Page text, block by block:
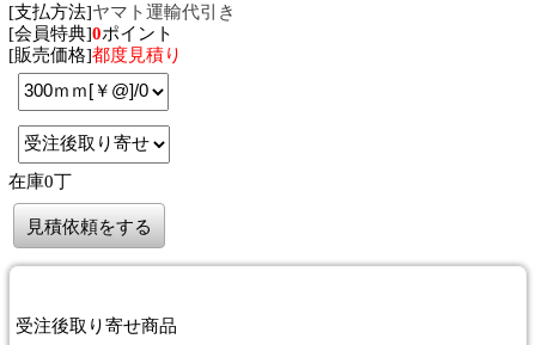
[支払方法]ヤマト運輸代引き
[会員特典]0ポイント
[販売価格]都度見積り
在庫0丁
見積依頼をする
受注後取り寄せ商品